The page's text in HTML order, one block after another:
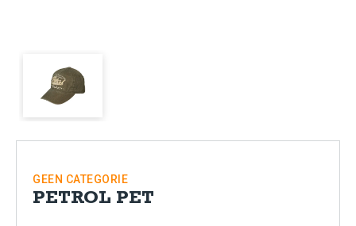
GEEN CATEGORIE
PETROL PET